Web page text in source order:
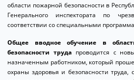
области пожарной безопасности в
Генерального инспектората по
соответствии со специальными
Oбщее вводное обучение в
безопасности трудапроводится с
назначенным работником, который
охраны здоровья и безопасности труда,